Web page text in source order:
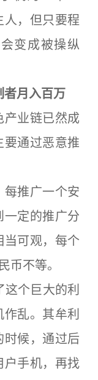
人，但只要程
变成被操纵
者月入百万
业链已然成
要通过恶意推
推广一个安
一定的推广分
当可观，每个
币不等。
个巨大的利
乱。其牟利
时候，通过后
户手机，再找